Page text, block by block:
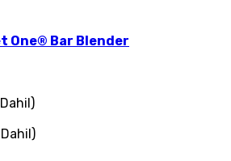
One® Bar Blender